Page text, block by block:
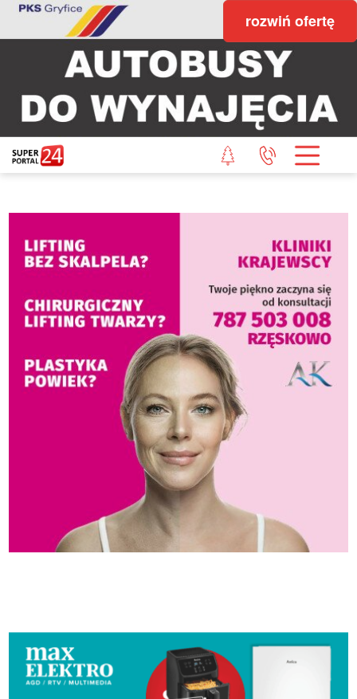
rozwiń ofertę
STRONA GŁÓWNA
POWIAT GRYFICKI
STUDIO SUPERPORTALU
KONTAKT
REDAKCJA
REGULAMIN